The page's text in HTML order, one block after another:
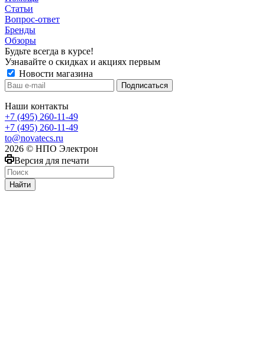
Статьи
Вопрос-ответ
Бренды
Обзоры
Будьте всегда в курсе!
Узнавайте о скидках и акциях первым
Новости магазина
Наши контакты
+7 (495) 260-11-49
+7 (495) 260-11-49
to@novatecs.ru
2026 © НПО Электрон
Версия для печати
Найти